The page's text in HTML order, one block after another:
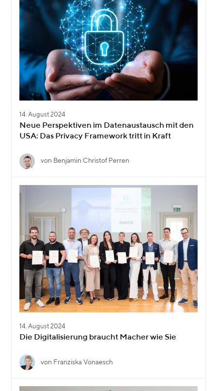
14. August 2024
Neue Perspektiven im Datenaustausch mit den
USA: Das Privacy Framework tritt in Kraft
von Benjamin Christof Perren
14. August 2024
Die Digitalisierung braucht Macher wie Sie
von Franziska Vonaesch